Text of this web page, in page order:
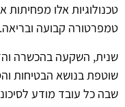
טכנולוגיות אלו
טמפרטורה קבועה ובריאה.
שנית, השקעה בהכשרה
שוטפת בנושא הבטיחות
שבה כל עובד מודע